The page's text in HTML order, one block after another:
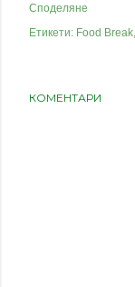
Споделяне
Етикети: Food Break
КОМЕНТАРИ